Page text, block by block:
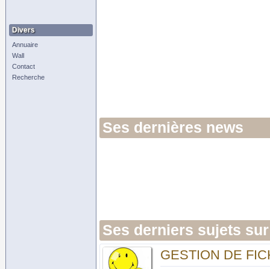
Divers
Annuaire
Wall
Contact
Recherche
Ses dernières news
Ses derniers sujets
GESTION DE